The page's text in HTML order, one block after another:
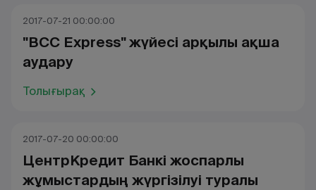
2017-07-21 00:00:00
"BCC Express" жүйесі арқылы ақша
аудару
Толығырақ
2017-07-20 00:00:00
ЦентрКредит Банкі жоспарлы
жұмыстардың жүргізілуі туралы